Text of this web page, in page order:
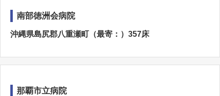
南部徳洲会病院
沖縄県島尻郡八重瀬町（最寄：）357床
那覇市立病院